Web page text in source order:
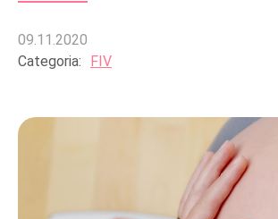
09.11.2020
Categoria:
FIV